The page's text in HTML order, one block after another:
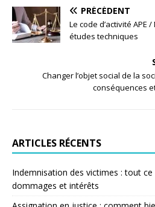
PRÉCÉDENT
Le code d’activité APE
études techniques
Changer l’objet social de la
conséquences
ARTICLES RÉCENTS
Indemnisation des victimes : tout ce
dommages et intérêts